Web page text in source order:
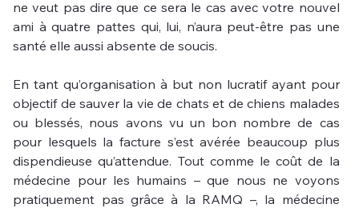
ne veut pas dire que ce sera le cas avec votre nouvel
ami à quatre pattes qui, lui, n’aura peut-être pas une
santé elle aussi absente de soucis.
En tant qu’organisation à but non lucratif ayant pour
objectif de sauver la vie de chats et de chiens malades
ou blessés, nous avons vu un bon nombre de cas
pour lesquels la facture s’est avérée beaucoup plus
dispendieuse qu’attendue. Tout comme le coût de la
médecine pour les humains – que nous ne voyons
pratiquement pas grâce à la RAMQ –, la médecine